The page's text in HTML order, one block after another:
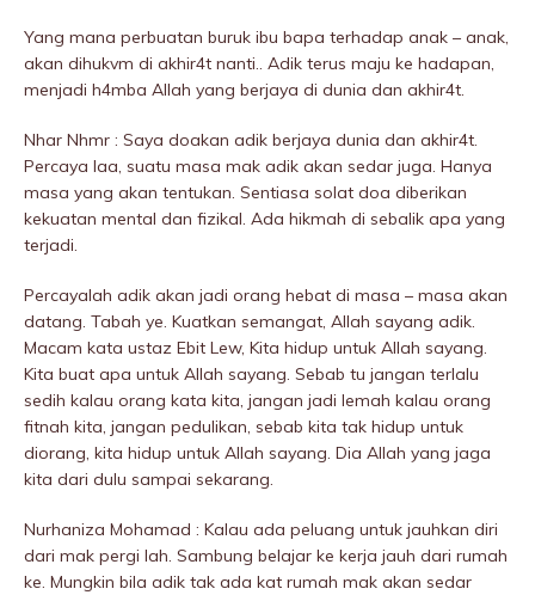
Yang mana perbuatan buruk ibu bapa terhadap anak – anak,
akan dihukvm di akhir4t nanti.. Adik terus maju ke hadapan,
menjadi h4mba Allah yang berjaya di dunia dan akhir4t.
Nhar Nhmr : Saya doakan adik berjaya dunia dan akhir4t.
Percaya laa, suatu masa mak adik akan sedar juga. Hanya
masa yang akan tentukan. Sentiasa solat doa diberikan
kekuatan mental dan fizikal. Ada hikmah di sebalik apa yang
terjadi.
Percayalah adik akan jadi orang hebat di masa – masa akan
datang. Tabah ye. Kuatkan semangat, Allah sayang adik.
Macam kata ustaz Ebit Lew, Kita hidup untuk Allah sayang.
Kita buat apa untuk Allah sayang. Sebab tu jangan terlalu
sedih kalau orang kata kita, jangan jadi lemah kalau orang
fitnah kita, jangan pedulikan, sebab kita tak hidup untuk
diorang, kita hidup untuk Allah sayang. Dia Allah yang jaga
kita dari dulu sampai sekarang.
Nurhaniza Mohamad : Kalau ada peluang untuk jauhkan diri
dari mak pergi lah. Sambung belajar ke kerja jauh dari rumah
ke. Mungkin bila adik tak ada kat rumah mak akan sedar